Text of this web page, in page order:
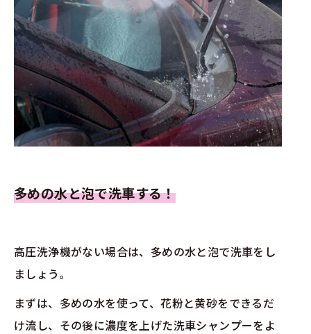
多めの水と泡で洗車する！
高圧洗浄機がない場合は、多めの水と泡で洗車をし
ましょう。
まずは、多めの水を使って、花粉と黄砂をできるだ
け流し、その後に濃度を上げた洗車シャンプーをよ